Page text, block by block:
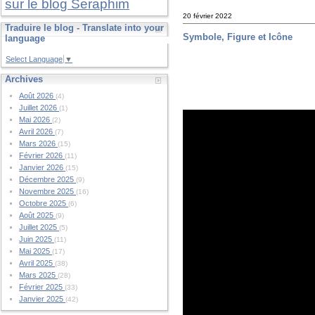
sur le blog Seraphim
Traduire le blog - Translate into your
language
Select Language ▼
Archives
Août 2026(4)
Juillet 2026(1)
Mai 2026(2)
Avril 2026(7)
Mars 2026(15)
Février 2026(11)
Janvier 2026(15)
Décembre 2025(9)
Novembre 2025(16)
Octobre 2025(6)
Août 2025(9)
Juillet 2025(5)
Juin 2025(11)
Mai 2025(17)
Avril 2025(38)
Mars 2025(28)
Février 2025(33)
Janvier 2025(42)
20 février 2022
Symbole, Figure et Icône